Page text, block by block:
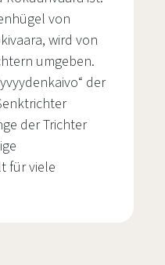
von
wird von
umgeben.
der
der Trichter
für viele